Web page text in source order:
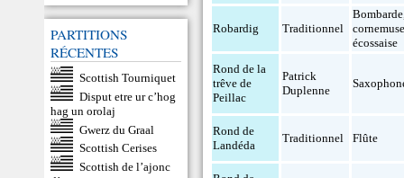
PARTITIONS
RÉCENTES
Scottish Tourniquet
Disput etre ur c’hog
hag un orolaj
Gwerz du Graal
Scottish Cerises
Scottish de l’ajonc
Robardig Traditionnel
Bombarde
écossaise
Rond de la
trêve de
Peillac
Patrick
Duplenne
Rond de
Landéda
Traditionnel Flûte